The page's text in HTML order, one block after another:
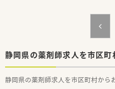
静岡県の薬剤師求人を市区町
静岡県の薬剤師求人を市区町村から